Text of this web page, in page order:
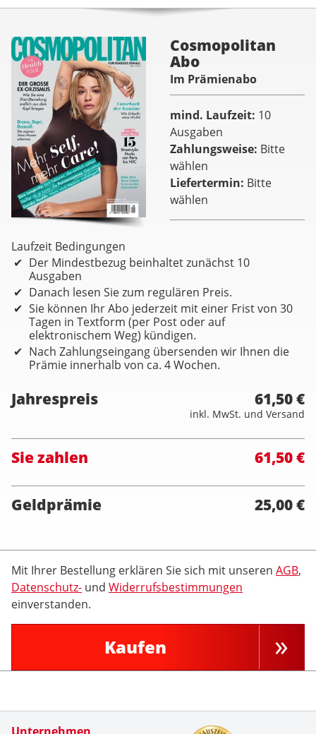
Cosmopolitan
Abo
Im Prämienabo
mind. Laufzeit 10
Ausgaben
Zahlungsweise Bitte
wählen
Liefertermin Bitte
wählen
Laufzeit Bedingungen
Der Mindestbezug beinhaltet zunächst 10
Ausgaben
Danach lesen Sie zum regulären Preis.
Sie können Ihr Abo jederzeit mit einer Frist von 30
Tagen in Textform (per Post oder auf
elektronischem Weg) kündigen.
Nach Zahlungseingang übersenden wir Ihnen die
Prämie innerhalb von ca. 4 Wochen.
Jahrespreis 61,50 €
inkl. MwSt. und Versand
Sie zahlen 61,50 €
Geldprämie 25,00 €
Mit Ihrer Bestellung erklären Sie sich mit unseren AGB,
Datenschutz- und Widerrufsbestimmungen
einverstanden.
Kaufen
Zertifikate